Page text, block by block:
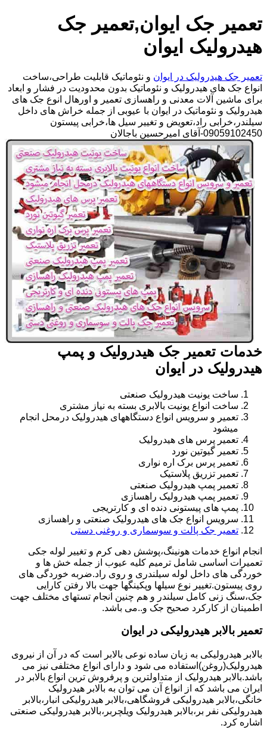
تعمیر جک ایوان,تعمیر جک
هیدرولیک ایوان
تعمیر جک هیدرولیک در ایوان و نئوماتیک قابلیت طراحی،ساخت
انواع جک های هیدرولیک و نئوماتیک بدون محدودیت در فشار و ابعاد
برای ماشین آلات معدنی و راهسازی تعمیر و اورهال انوع جک های
هیدرولیک و نئوماتیک در ایوان با عیوبی از جمله خراش های داخل
سیلندر،خرابی راد،تعویض و تغییر سیل ها،خرابی پیستون
09059102450-آقای امیرحسین باجالان
خدمات تعمیر جک هیدرولیک و پمپ
هیدرولیک در ایوان
ساخت یونیت هیدرولیک صنعتی
ساخت انواع یونیت بالابری بسته به نیاز مشتری
تعمیر و سرویس انواع دستگاههای هیدرولیک درمحل انجام
میشود
تعمیر پرس های هیدرولیک
تعمیر گیوتین نورد
تعمیر پرس برک اره نواری
تعمیر تزریق پلاستیک
تعمیر پمپ هیدرولیک صنعتی
تعمیر پمپ هیدرولیک راهسازی
پمپ های پیستونی دنده ای و کارتریجی
سرویس انواع جک های هیدرولیک صنعتی و راهسازی
تعمیر جک پالت و سوسماری و روغنی دستی
انجام انواع خدمات هونینگ،پوشش دهی کرم و تغییر لوله جکی
تعمیرات اساسی شامل ترمیم کلیه عیوب از جمله خش ها و
خوردگی های داخل لوله سیلندری و روی راد.ضربه خوردگی های
روی پیستون.تغییر نوع سیلها وپکینگها جهت بالا رفتن کارایی
جک،سنگ زنی کامل سیلندر و هم چنین انجام تستهای مختلف جهت
اطمینان از کارکرد صحیح جک و..می باشد.
تعمیر بالابر هیدرولیکی در ایوان
بالابر هیدرولیکی به زبان ساده نوعی بالابر است که در آن از نیروی
هیدرولیک(روغن)استفاده می شود و دارای انواع مختلفی نیز می
باشد.بالابر هیدرولیک از متداولترین و پرفروش ترین انواع بالابر در
ایران می باشد که از انواع آن می توان به بالابر هیدرولیک
خانگی،بالابر هیدرولیکی فروشگاهی،بالابر هیدرولیکی انبار،بالابر
هیدرولیکی نفر بر،بالابر هیدرولیک ویلچربر،بالابر هیدرولیکی صنعتی
اشاره کرد.